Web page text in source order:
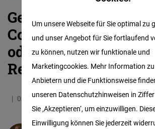
Inhalt
GenZ-Proteste in
Countdown zur
oder zum
Regierungswechsel?
02.10.2025 6.1 Minuten Marokko
Um unsere Webseite für Sie optimal zu
und unser Angebot für Sie fortlaufend
zu können, nutzen wir funktionale und
Marketingcookies. Mehr Information
Anbietern und die Funktionsweise
unseren Datenschutzhinweisen in
Sie ‚Akzeptieren‘, um einzuwilligen.
Einwilligung können Sie jederzeit